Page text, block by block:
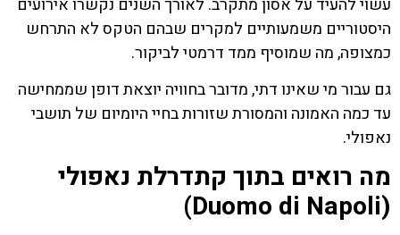
היסטוריים משמעותיים למקרים שבהם הטקס לא התרחש
כמצופה, מה שמוסיף ממד דרמטי לביקור.
גם עבור מי שאינו דתי, מדובר בחוויה יוצאת דופן שממחישה
עד כמה האמונה והמסורת שזורות בחיי היומיום של תושבי
נאפולי.
מה רואים בתוך קתדרלת נאפולי
(Duomo di Napoli)